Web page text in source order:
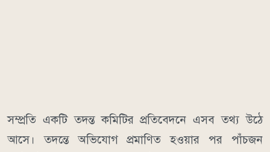
সম্প্রতি একটি তদন্ত কমিটির প্রতিবেদনে এসব তথ্য উঠে
আসে। তদন্তে অভিযোগ প্রমাণিত হওয়ার পর পাঁচজন